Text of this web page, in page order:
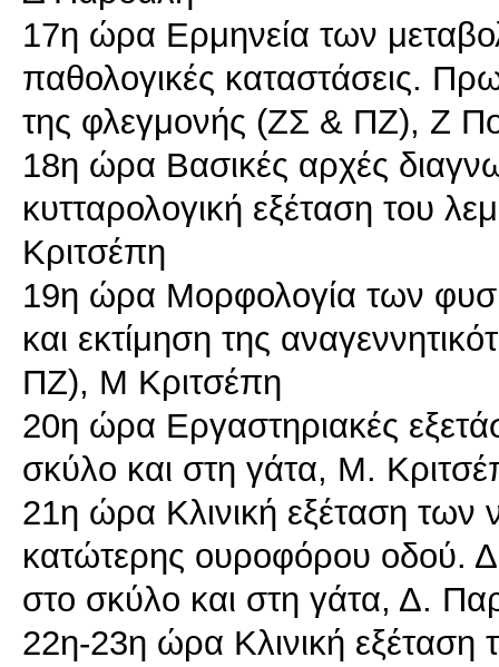
17η ώρα Ερμηνεία των
παθολογικές καταστάσεις.
της φλεγμονής (ΖΣ & ΠΖ), Ζ
18η ώρα Βασικές αρχές
κυτταρολογική εξέταση του
Κριτσέπη
19η ώρα Μορφολογία των
και εκτίμηση της
ΠΖ), Μ Κριτσέπη
20η ώρα Εργαστηριακές
σκύλο και στη γάτα, Μ.
21η ώρα Κλινική εξέταση των
κατώτερης ουροφόρου οδού.
στο σκύλο και στη γάτα, Δ.
22η-23η ώρα Κλινική εξέταση